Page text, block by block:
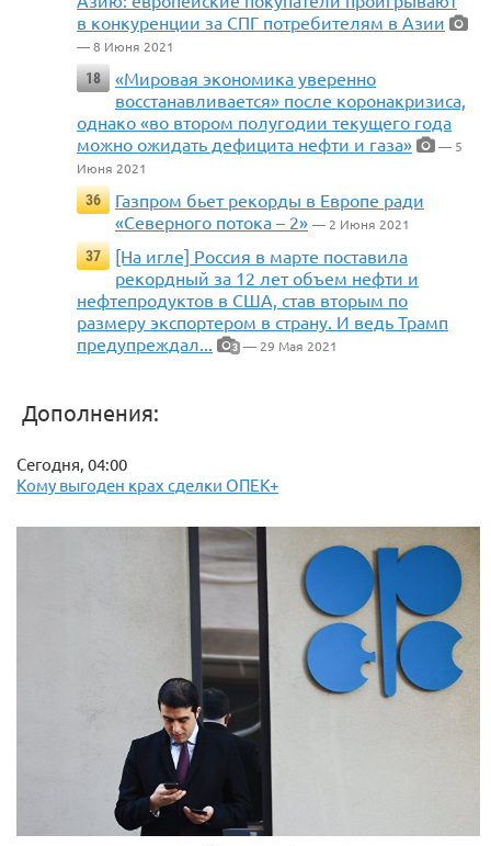
в конкуренции за СПГ потребителям в Азии
— 8 Июня 2021
18
«Мировая экономика уверенно
восстанавливается» после коронакризиса,
однако «во втором полугодии текущего года
можно ожидать дефицита нефти и газа»
— 5
Июня 2021
36
Газпром бьет рекорды в Европе ради
«Северного потока – 2» — 2 Июня 2021
37
[На игле] Россия в марте поставила
рекордный за 12 лет объем нефти и
нефтепродуктов в США, став вторым по
размеру экспортером в страну. И ведь Трамп
предупреждал...
3 — 29 Мая 2021
Дополнения:
Сегодня, 04:00
Кому выгоден крах сделки ОПЕК+